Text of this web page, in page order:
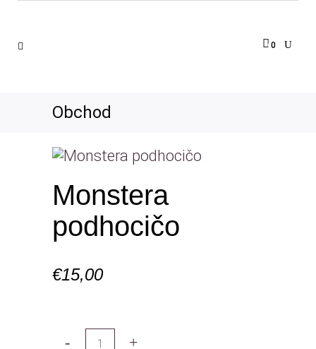
0
Obchod
Monstera
podhocičo
€15,00